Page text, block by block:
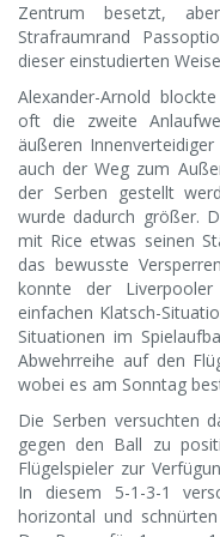
Zentrum besetzt,
Strafraumrand
dieser einstudierten
Alexander-Arnold
oft die zweite
äußeren
auch der Weg zum
der Serben gestellt
wurde dadurch größer.
mit Rice etwas seinen
das bewusste
konnte der
einfachen Klatsch-
Situationen im
Abwehrreihe auf den
wobei es am Sonntag
Die Serben versuchten
gegen den Ball zu
Flügelspieler zur
In diesem 5-1-3-1
horizontal und